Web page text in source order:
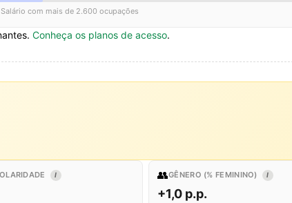
com mais de 2.600 ocupações
Conheça os planos de acesso.
I 👥GÊNERO (% FEMININO) I
+1,0 p.p.